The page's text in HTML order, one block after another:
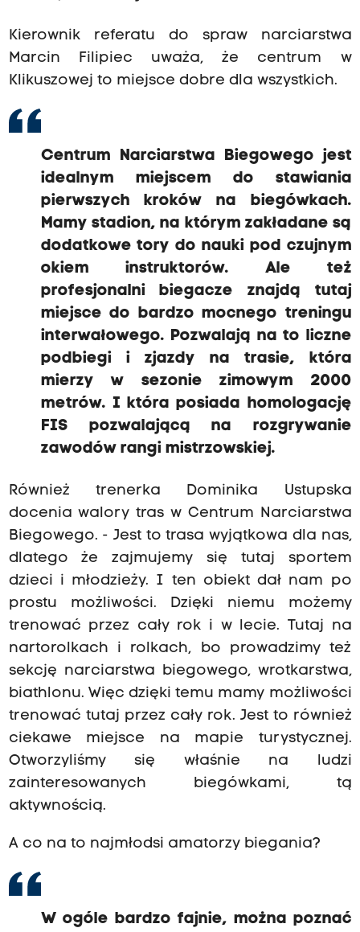
Kierownik referatu do spraw narciarstwa
Marcin Filipiec uważa, że centrum w
Klikuszowej to miejsce dobre dla wszystkich.
Centrum Narciarstwa Biegowego jest
idealnym miejscem do stawiania
pierwszych kroków na biegówkach.
Mamy stadion, na którym zakładane są
dodatkowe tory do nauki pod czujnym
okiem instruktorów. Ale też
profesjonalni biegacze znajdą tutaj
miejsce do bardzo mocnego treningu
interwałowego. Pozwalają na to liczne
podbiegi i zjazdy na trasie, która
mierzy w sezonie zimowym 2000
metrów. I która posiada homologację
FIS pozwalającą na rozgrywanie
zawodów rangi mistrzowskiej.
Również trenerka Dominika Ustupska
docenia walory tras w Centrum Narciarstwa
Biegowego. - Jest to trasa wyjątkowa dla nas,
dlatego że zajmujemy się tutaj sportem
dzieci i młodzieży. I ten obiekt dał nam po
prostu możliwości. Dzięki niemu możemy
trenować przez cały rok i w lecie. Tutaj na
nartorolkach i rolkach, bo prowadzimy też
sekcję narciarstwa biegowego, wrotkarstwa,
biathlonu. Więc dzięki temu mamy możliwości
trenować tutaj przez cały rok. Jest to również
ciekawe miejsce na mapie turystycznej.
Otworzyliśmy się właśnie na ludzi
zainteresowanych biegówkami, tą
aktywnością.
A co na to najmłodsi amatorzy biegania?
W ogóle bardzo fajnie, można poznać